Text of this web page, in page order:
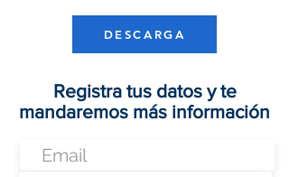
DESCARGA
Registra tus datos y te
mandaremos más información